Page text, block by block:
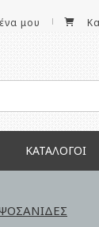
μου
ΚΑΤΆΛΟΓΟΙ